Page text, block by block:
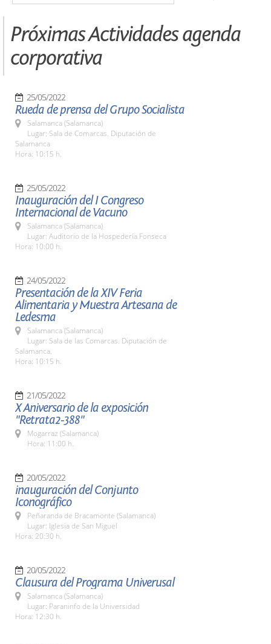
Próximas Actividades agenda
corporativa
25/05/2022
Rueda de prensa del Grupo Socialista
Salamanca (Salamanca)
Lugar: Sala de Comarcas. Diputación de
Salamanca
Hora: 10:15 h.
25/05/2022
Inauguración del I Congreso
Internacional de Vacuno
Salamanca (Salamanca)
Lugar: Auditorio de la Hospedería Fonseca
Hora: 10:00 h.
24/05/2022
Presentación de la XIV Feria
Alimentaria y Muestra Artesana de
Ledesma
Salamanca (Salamanca)
Lugar: Sala de las Comarcas. Diputación de
Salamanca.
Hora: 10:15 h.
21/05/2022
X Aniversario de la exposición
"Retrata2-388"
Mogarraz (Salamanca)
Hora: 11:00 h.
20/05/2022
inauguración del Conjunto
Iconográfico
Peñaranda de Bracamonte (Salamanca)
Lugar: Iglesia de San Miguel
Hora: 20:30 h.
20/05/2022
Clausura del Programa Univerusal
Salamanca (Salamanca)
Lugar: Paraninfo de la Universidad
Hora: 12:30 h.